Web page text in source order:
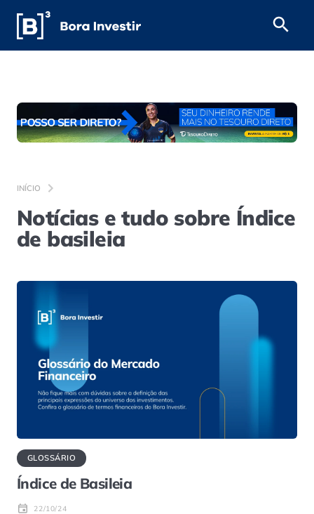
INÍCIO
Notícias e tudo sobre Índice
de basileia
GLOSSÁRIO
Índice de Basileia
22/10/24